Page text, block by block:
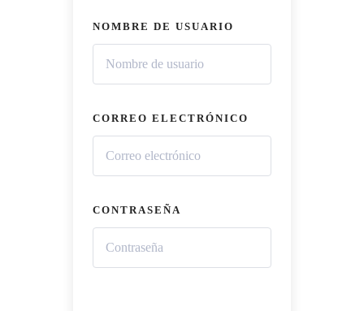
NOMBRE DE USUARIO
CORREO ELECTRÓNICO
CONTRASEÑA